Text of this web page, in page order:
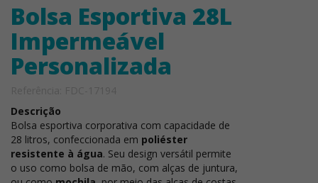
Bolsa Esportiva 28L
Impermeável
Personalizada
Descrição
Bolsa esportiva corporativa com capacidade de
28 litros, confeccionada em poliéster
resistente à água. Seu design versátil permite
o uso como bolsa de mão, com alças de juntura,